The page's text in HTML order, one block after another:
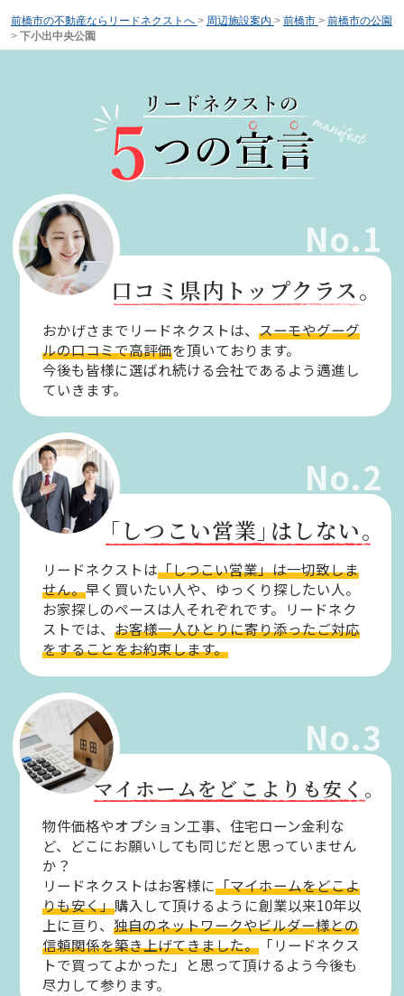
前橋市の不動産ならリードネクストへ > 周辺施設案内 > 前橋市 > 前橋市の公園
> 下小出中央公園
No.1
口コミ県内トップクラス。
おかげさまでリードネクストは、スーモやグーグ
ルの口コミで高評価を頂いております。
今後も皆様に選ばれ続ける会社であるよう邁進し
ていきます。
No.2
「しつこい営業」はしない。
リードネクストは「しつこい営業」は一切致しま
せん。早く買いたい人や、ゆっくり探したい人。
お家探しのペースは人それぞれです。リードネク
ストでは、お客様一人ひとりに寄り添ったご対応
をすることをお約束します。
No.3
マイホームをどこよりも安く。
物件価格やオプション工事、住宅ローン金利な
ど、どこにお願いしても同じだと思っていません
か？
リードネクストはお客様に「マイホームをどこよ
りも安く」購入して頂けるように創業以来10年以
上に亘り、独自のネットワークやビルダー様との
信頼関係を築き上げてきました。 「リードネクス
トで買ってよかった」と思って頂けるよう今後も
尽力して参ります。